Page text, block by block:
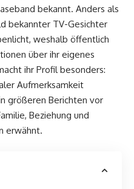
bekannt. Anders als
bekannter TV-Gesichter
weshalb öffentlich
über ihr eigenes
ihr Profil besonders:
Aufmerksamkeit
größeren Berichten vor
Beziehung und
erwähnt.